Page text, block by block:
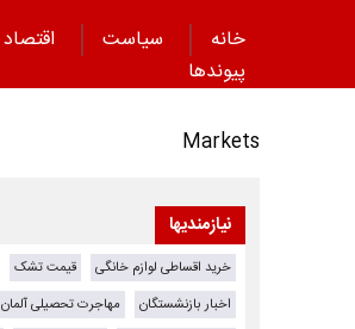
خانه سیاست اقتصاد
پیوند‌ها
Markets
نیازمندیها
خرید اقساطی لوازم خانگی
قیمت تشک
اخبار بازنشستگان
مهاجرت تحصیلی آلمان